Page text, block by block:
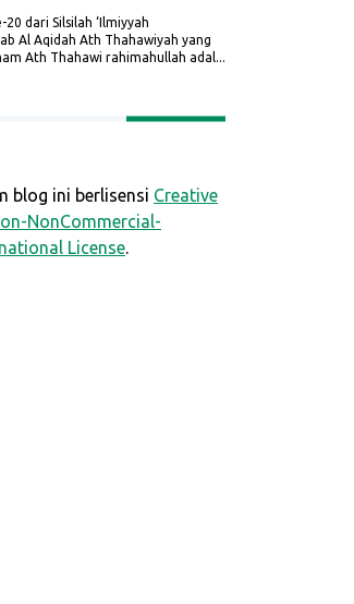
20 dari Silsilah ‘Ilmiyyah
Al Aqidah Ath Thahawiyah yang
Ath Thahawi rahimahullah adal...
blog ini berlisensi Creative
NonCommercial-
License.